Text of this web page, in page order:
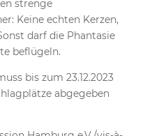
strenge
Keine echten Kerzen,
darf die Phantasie
beflügeln.
bis zum 23.12.2023
abgegeben